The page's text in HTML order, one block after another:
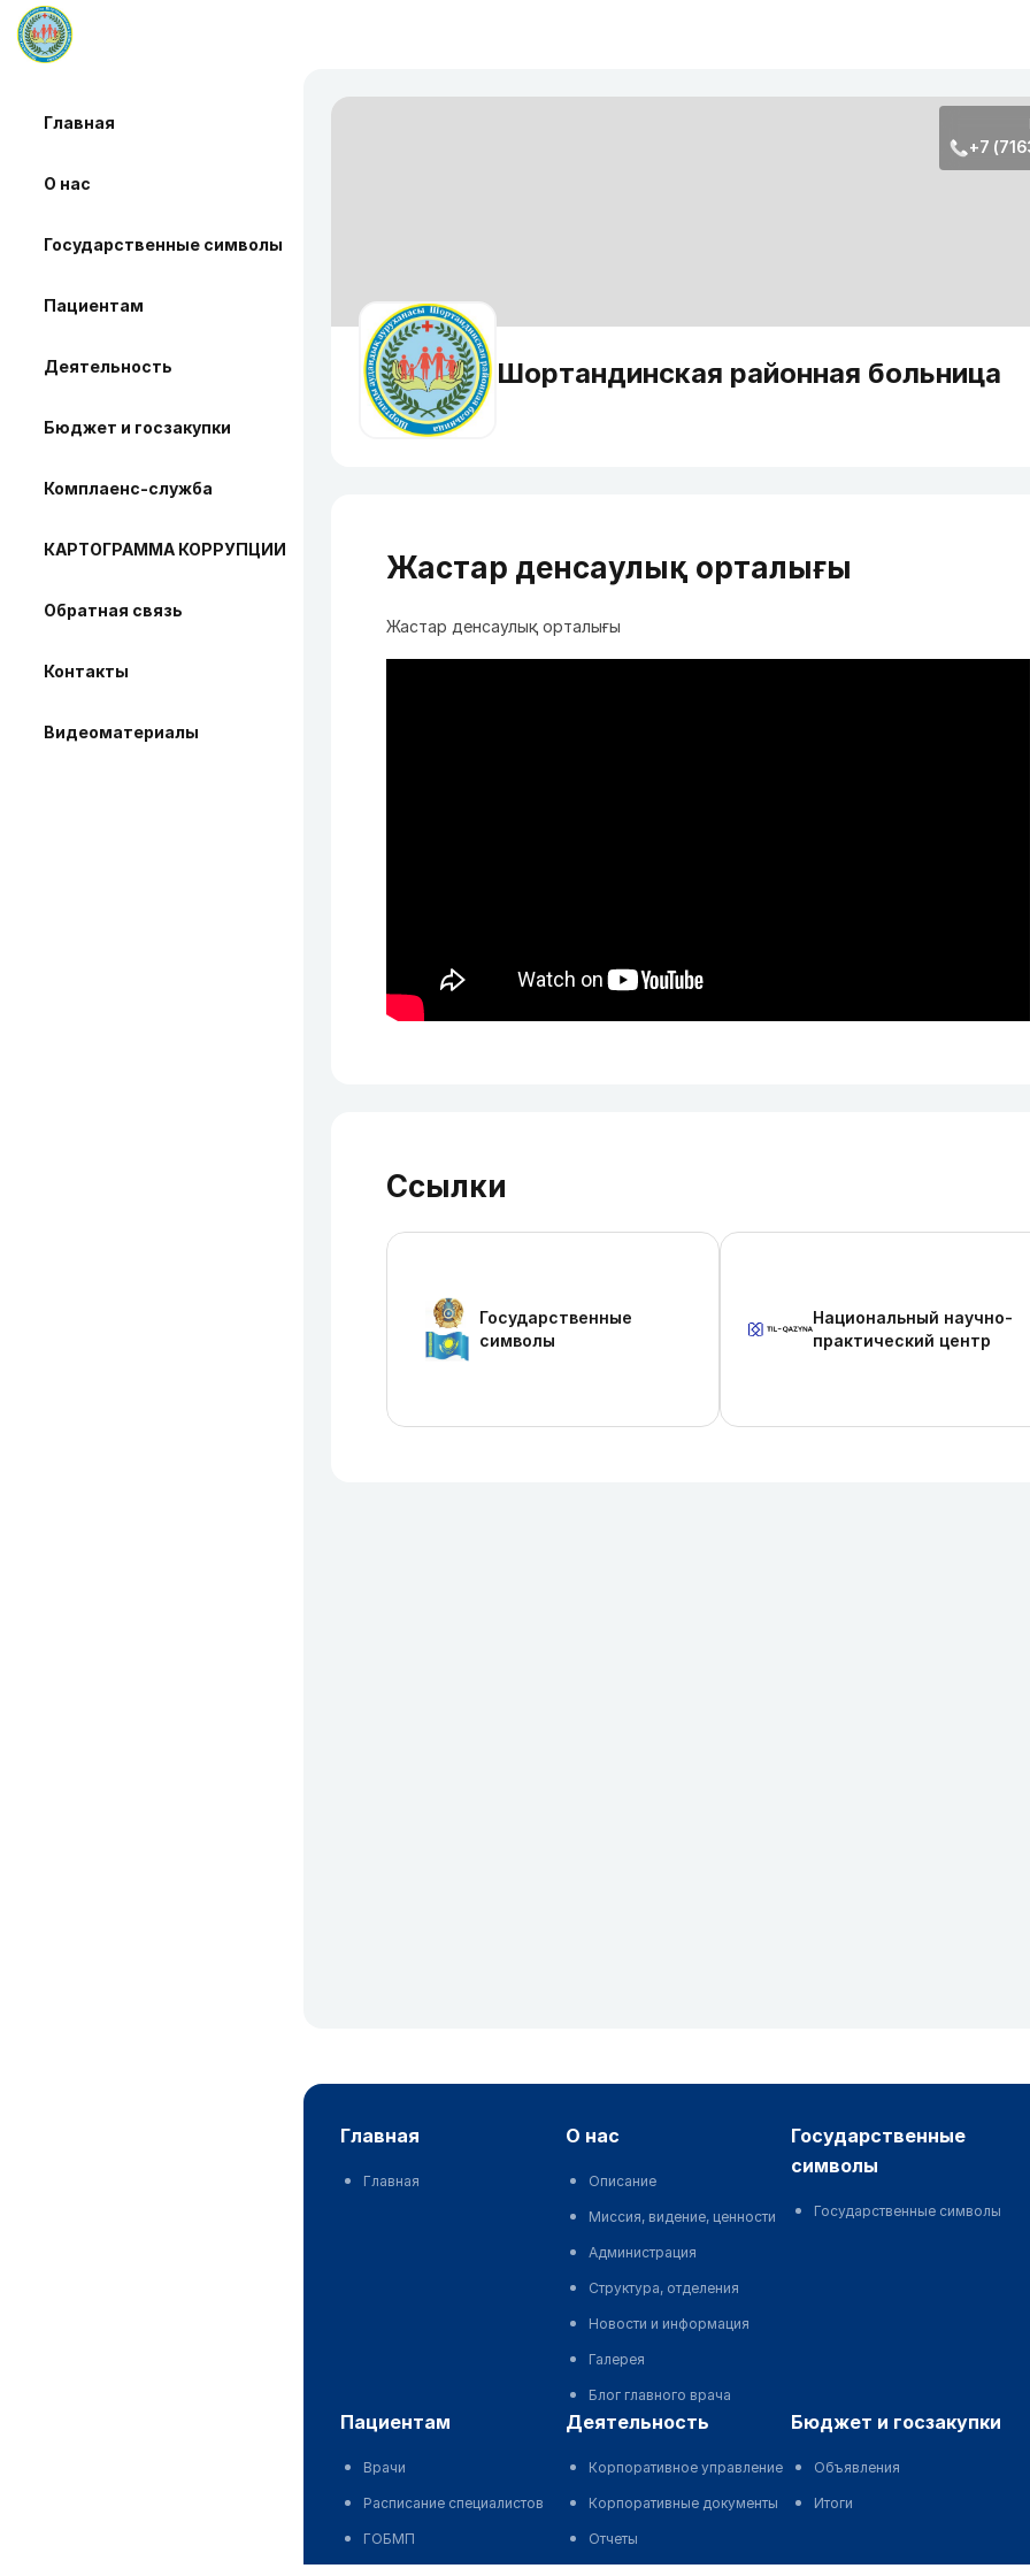
Главная
О нас
Государственные символы
Пациентам
Деятельность
Бюджет и госзакупки
Комплаенс-служба
КАРТОГРАММА КОРРУПЦИИ
Обратная связь
Контакты
Видеоматериалы
+7
Шортандинская районная больница
Жастар денсаулық орталығы
Жастар денсаулық орталығы
Ссылки
Государственные
символы
Национальный научно-
практический центр
главная
Главная
о нас
Описание
Миссия, видение, ценности
Администрация
Структура, отделения
Новости и информация
Галерея
Блог главного врача
государственные
символы
Государственные символы
пациентам
Врачи
Расписание специалистов
ГОБМП
деятельность
Корпоративное управление
Корпоративные документы
Отчеты
бюджет и госзакупки
Объявления
Итоги